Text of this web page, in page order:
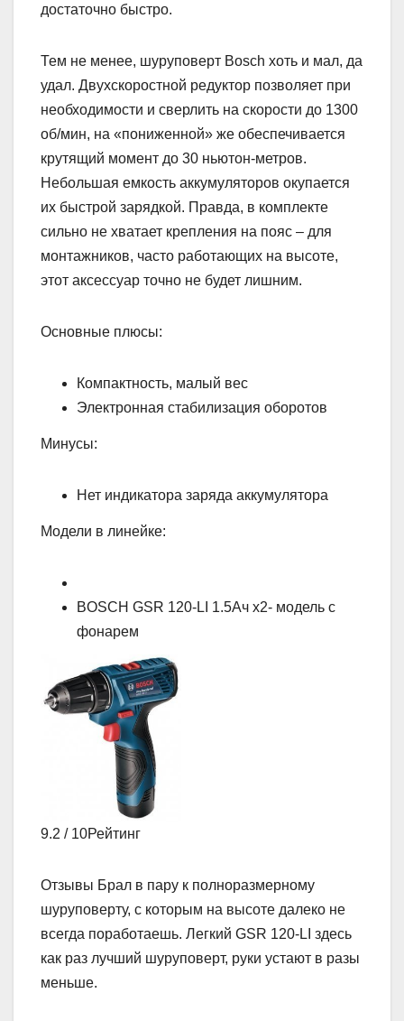
достаточно быстро.
Тем не менее, шуруповерт Bosch хоть и мал, да
удал. Двухскоростной редуктор позволяет при
необходимости и сверлить на скорости до 1300
об/мин, на «пониженной» же обеспечивается
крутящий момент до 30 ньютон-метров.
Небольшая емкость аккумуляторов окупается
их быстрой зарядкой. Правда, в комплекте
сильно не хватает крепления на пояс – для
монтажников, часто работающих на высоте,
этот аксессуар точно не будет лишним.
Основные плюсы:
Компактность, малый вес
Электронная стабилизация оборотов
Минусы:
Нет индикатора заряда аккумулятора
Модели в линейке:
BOSCH GSR 120-LI 1.5Ач х2- модель с
фонарем
9.2 / 10Рейтинг
Отзывы Брал в пару к полноразмерному
шуруповерту, с которым на высоте далеко не
всегда поработаешь. Легкий GSR 120-LI здесь
как раз лучший шуруповерт, руки устают в разы
меньше.